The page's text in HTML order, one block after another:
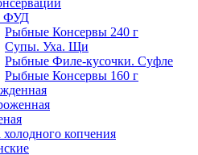
ФУД
Рыбные Консервы 240 г
Супы. Уха. Щи
Рыбные Филе-кусочки. Суфле
Рыбные Консервы 160 г
копчения